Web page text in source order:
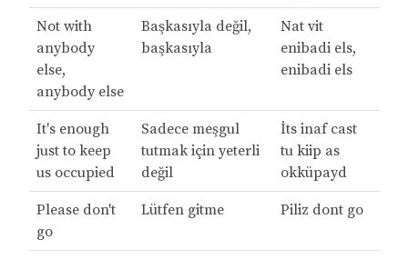
Not with
anybody
else,
anybody else
Başkasıyla değil,
başkasıyla
Nat vit
enibadi els,
enibadi els
It's enough
just to keep
us occupied
Sadece meşgul
tutmak için yeterli
değil
İts inaf cast
tu kiip as
okküpayd
Please don't
go
Lütfen gitme Piliz dont go